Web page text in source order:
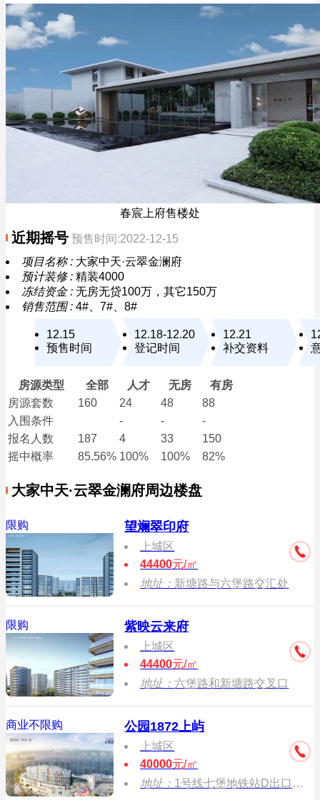
春宸上府售楼处
近期摇号 预售时间:2022-12-15
项目名称 : 大家中天·云翠金澜府
预计装修 : 精装4000
冻结资金 : 无房无贷100万，其它150万
销售范围 : 4#、7#、8#
12.15
预售时间
12.18-12.20
登记时间
12.21
补交资料
房源类型 全部 人才 无房
有房
房源套数
160 24 48
88
入围条件
- -
-
报名 人数 187 4 33
150
摇中概率
85.56% 100% 100% 82%
大家中天·云翠金澜府周边楼盘
限购 望斓翠印府
上城区
44400元/㎡
地址： 新塘路与六堡路交汇处
限购 紫映云来府
上城区
44400元/㎡
地址： 六堡路和新塘路交叉口
商业不限购 公园1872上屿
上城区
40000元/㎡
地址： 1号线七堡地铁站D出口南（招商公园1872汇港城销售中心）